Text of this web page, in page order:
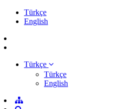
Türkçe
English
Türkçe
Türkçe
English